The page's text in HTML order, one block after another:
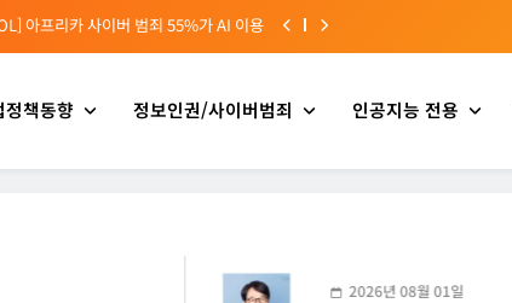
아프리카 사이버 범죄 55%가 AI 이용
럼] “USB 하나로 수십억이 빠져나간다”
법안의 AI 샌드박스 조항 삭제 촉구
람] 삼성SDS 노동조합 설립을 바라보며
정책동향 정보인권/사이버범죄 인공지능 전용
2026년 08월 01일